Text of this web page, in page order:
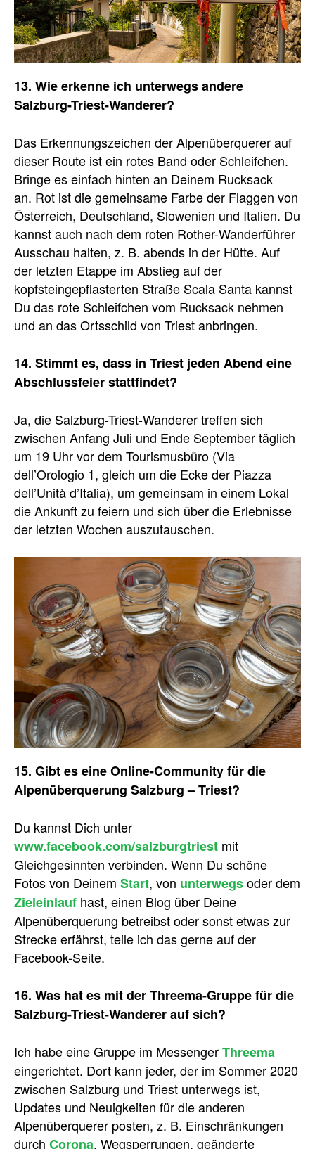
13. Wie erkenne ich unterwegs andere
Salzburg-Triest-Wanderer?
Das Erkennungszeichen der Alpenüberquerer auf
dieser Route ist ein rotes Band oder Schleifchen.
Bringe es einfach hinten an Deinem Rucksack
an. Rot ist die gemeinsame Farbe der Flaggen von
Österreich, Deutschland, Slowenien und Italien. Du
kannst auch nach dem roten Rother-Wanderführer
Ausschau halten, z. B. abends in der Hütte. Auf
der letzten Etappe im Abstieg auf der
kopfsteingepflasterten Straße Scala Santa kannst
Du das rote Schleifchen vom Rucksack nehmen
und an das Ortsschild von Triest anbringen.
14. Stimmt es, dass in Triest jeden Abend eine
Abschlussfeier stattfindet?
Ja, die Salzburg-Triest-Wanderer treffen sich
zwischen Anfang Juli und Ende September täglich
um 19 Uhr vor dem Tourismusbüro (Via
dell’Orologio 1, gleich um die Ecke der Piazza
dell’Unità d’Italia), um gemeinsam in einem Lokal
die Ankunft zu feiern und sich über die Erlebnisse
der letzten Wochen auszutauschen.
15. Gibt es eine Online-Community für die
Alpenüberquerung Salzburg – Triest?
Du kannst Dich unter
www.facebook.com/salzburgtriest mit
Gleichgesinnten verbinden. Wenn Du schöne
Fotos von Deinem Start, von unterwegsoder dem
Zieleinlauf hast, einen Blog über Deine
Alpenüberquerung betreibst oder sonst etwas zur
Strecke erfährst, teile ich das gerne auf der
Facebook-Seite.
16. Was hat es mit der Threema-Gruppe für die
Salzburg-Triest-Wanderer auf sich?
Ich habe eine Gruppe im MessengerThreema
eingerichtet. Dort kann jeder, der im Sommer 2020
zwischen Salzburg und Triest unterwegs ist,
Updates und Neuigkeiten für die anderen
Alpenüberquerer posten, z. B. Einschränkungen
durch Corona, Wegsperrungen, geänderte